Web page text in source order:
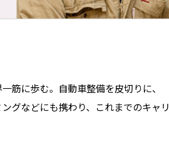
筋に歩む。自動車整備を皮切りに、
グなどにも携わり、これまでのキャリ